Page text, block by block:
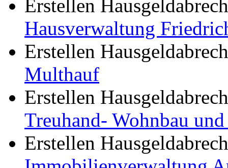
Erstellen
Hausverwaltung
Erstellen
Multhauf
Erstellen
Treuhand- Wohnbau
Erstellen